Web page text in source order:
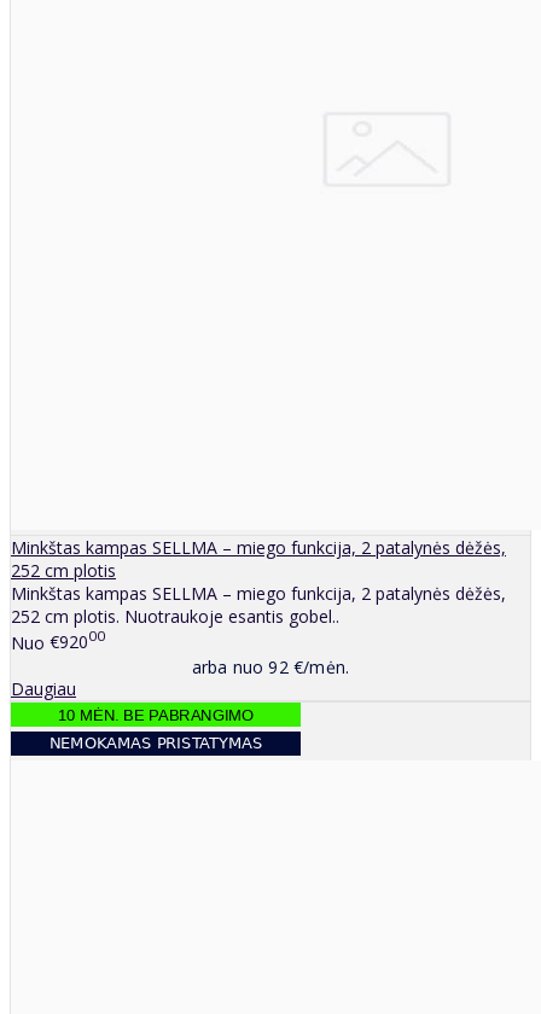
Minkštas kampas SELLMA – miego funkcija, 2 patalynės dėžės,
252 cm plotis
Minkštas kampas SELLMA – miego funkcija, 2 patalynės dėžės,
252 cm plotis. Nuotraukoje esantis gobel..
Nuo €92000
arba nuo 92 €/mėn.
Daugiau